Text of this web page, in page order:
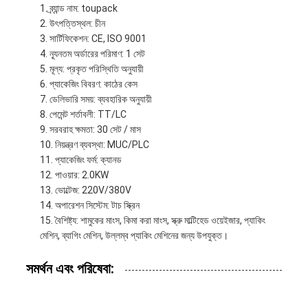
ব্র্যান্ড নাম: toupack
উৎপত্তিস্থল: চীন
সার্টিফিকেশন: CE, ISO 9001
ন্যূনতম অর্ডারের পরিমাণ: 1 সেট
মূল্য: প্রকৃত পরিস্থিতি অনুযায়ী
প্যাকেজিং বিবরণ: কাঠের কেস
ডেলিভারি সময়: ব্যবহারিক অনুযায়ী
পেমেন্ট শর্তাবলী: TT/LC
সরবরাহ ক্ষমতা: 30 সেট / মাস
নিয়ন্ত্রণ ব্যবস্থা: MUC/PLC
প্যাকেজিং ফর্ম: ক্যানড
পাওয়ার: 2.0KW
ভোল্টেজ: 220V/380V
অপারেশন সিস্টেম: টাচ স্ক্রিন
বৈশিষ্ট্য: শামুকের মাংস, কিমা করা মাংস, স্ক্রু মাল্টিহেড ওয়েইজার, প্যাকিং
মেশিন, ব্যাগিং মেশিন, উল্লম্ব প্যাকিং মেশিনের জন্য উপযুক্ত।
সমর্থন এবং পরিষেবা: